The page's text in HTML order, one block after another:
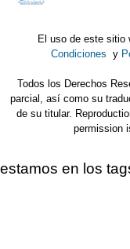
El uso de este sitio
Condiciones y
Todos los Derechos
parcial, así como su
de su titular.
permission
estamos en los